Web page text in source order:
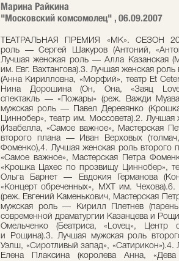
Марина Райкина
"Московский комсомолец" , 06.09.2007
ТЕАТРАЛЬНАЯ ПРЕМИЯ «МК». СЕЗОН
роль — Сергей Шакуров (Антоний,
Лучшая женская роль — Алла Казанская
им. Евг. Вахтангова).3. Лучшая женская
(Анна Кирилловна, «Морфий», театр Et
Нина Дорошина (Он, Она, «Заяц Love
спектакль — «Пожары» (реж. Важди
мужская роль — Павел Деревянко
Циннобер», театр им. Моссовета).2.
(Изабелла, «Самое важное», Мастерская
второго плана — Иван Верховых
Фоменко),4. Лучшая женская роль второго
«Самое важное», Мастерская Петра
«Крошка Цахес по прозвищу Циннобер»,
Ольга Барнет — Евдокия Германова
«Концерт обреченных», МХТ им.
(реж. Евгений Каменькович, Мастерская
мужская роль — Кирилл Плетнев
современной драматургии Казанцева и
Омельченко (Беатриса, «Loveц», Центр
и Рощина).3. Лучшая мужская роль
Уэлш, «Сиротливый запад»,
Елена Плаксина (королева Анна,